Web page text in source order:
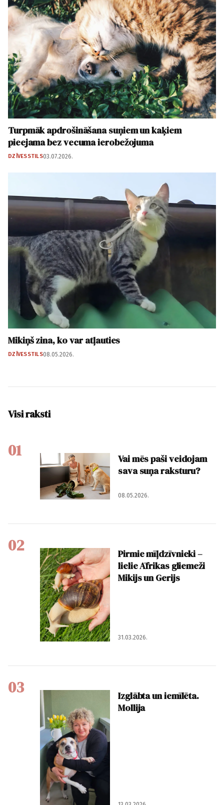
Turpmāk apdrošināšana suņiem un kaķiem
pieejama bez vecuma ierobežojuma
DZĪVESSTILS03.07.2026.
Mikiņš zina, ko var atļauties
DZĪVESSTILS08.05.2026.
Visi raksti
01
Vai mēs paši veidojam
sava suņa raksturu?
08.05.2026.
02
Pirmie mīļdzīvnieki –
lielie Āfrikas gliemeži
Mikijs un Gerijs
31.03.2026.
03
Izglābta un iemīlēta.
Mollija